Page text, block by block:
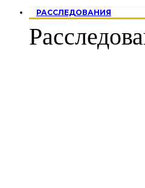
РАССЛЕДОВАНИЯ